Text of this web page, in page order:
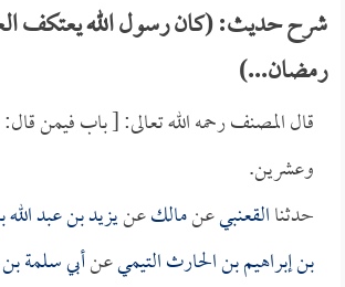
شرح حديث: (كان رسول الله يعتكف
رمضان...)
قال المصنف رحمه الله تعالى: [ باب فيمن
وعشرين.
حدثناالقعنبيعنمالكعنيزيد بن عبد الله
بن إبراهيم بن الحارث التيميعنأبي سلمة